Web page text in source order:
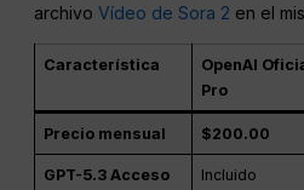
archivoVídeo de Sora 2 en el
Característica
OpenAI
Pro
Precio mensual $200.00
GPT-5.3 Acceso
Incluido